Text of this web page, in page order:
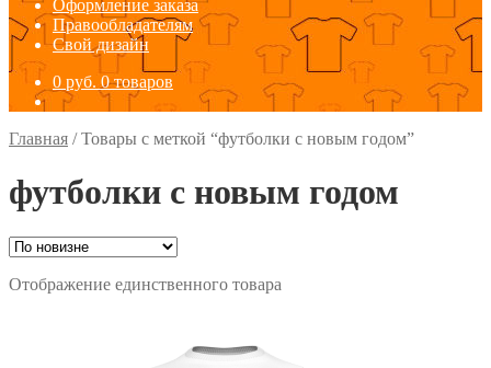
Оформление заказа
Правообладателям
Свой дизайн
0 руб. 0 товаров
Главная /Товары с меткой “футболки с новым годом”
футболки с новым годом
Отображение единственного товара